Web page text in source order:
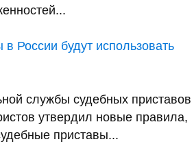
России будут использовать
службы судебных приставов
утвердил новые правила,
приставы...